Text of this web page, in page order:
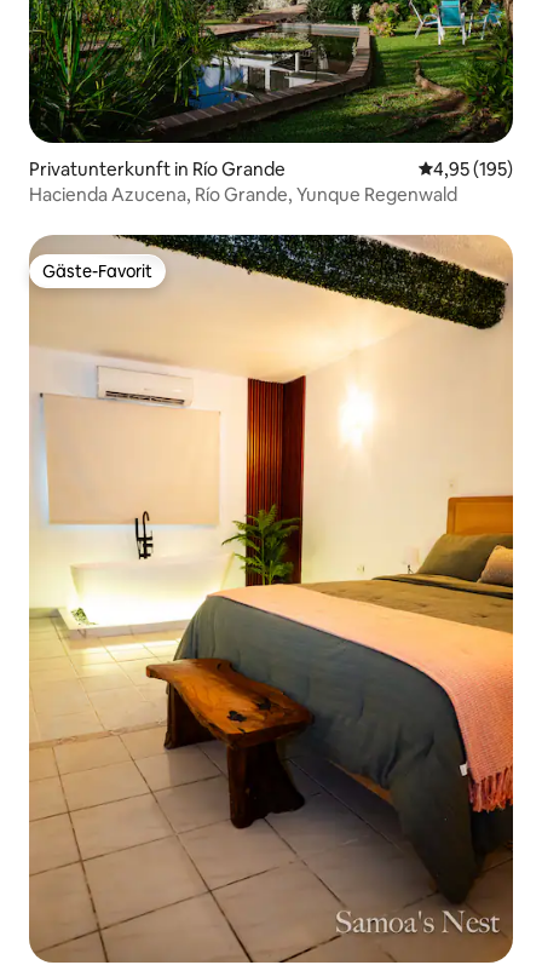
Privatunterkunft in Río Grande
4,95 (195)
Hacienda Azucena, Río Grande, Yunque Regenwald
Gäste-Favorit
Gäste-Favorit